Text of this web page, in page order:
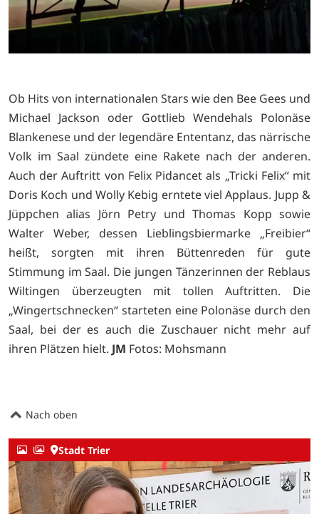
Ob Hits von internationalen Stars wie den Bee Gees und
Michael Jackson oder Gottlieb Wendehals Polonäse
Blankenese und der legendäre Ententanz, das närrische
Volk im Saal zündete eine Rakete nach der anderen.
Auch der Auftritt von Felix Pidancet als „Tricki Felix“ mit
Doris Koch und Wolly Kebig erntete viel Applaus. Jupp &
Jüppchen alias Jörn Petry und Thomas Kopp sowie
Walter Weber, dessen Lieblingsbiermarke „Freibier“
heißt, sorgten mit ihren Büttenreden für gute
Stimmung im Saal. Die jungen Tänzerinnen der Reblaus
Wiltingen überzeugten mit tollen Auftritten. Die
„Wingertschnecken“ starteten eine Polonäse durch den
Saal, bei der es auch die Zuschauer nicht mehr auf
ihren Plätzen hielt. JM Fotos: Mohsmann
Nach oben
Stadt Trier